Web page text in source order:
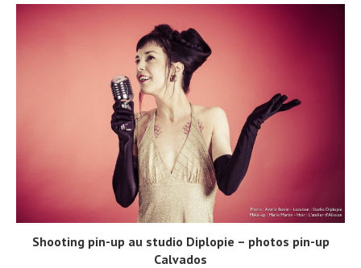
Shooting pin-up au studio Diplopie – photos pin-up
Calvados